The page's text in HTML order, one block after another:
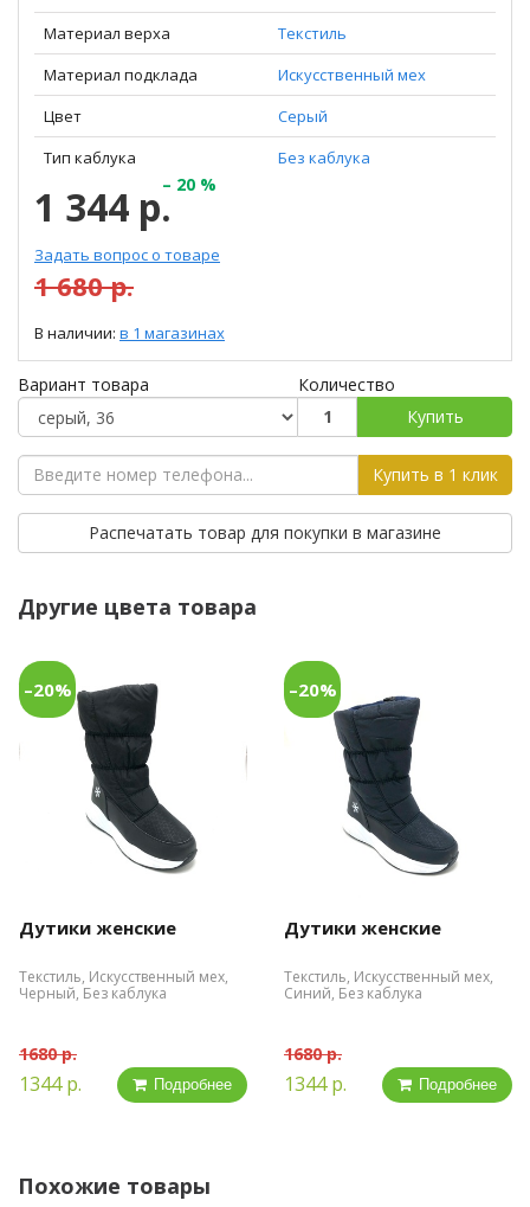
Материал верха
Текстиль
Материал подклада
Искусственный мех
Цвет
Серый
Тип каблука
Без каблука
1 344 р.– 20 %
Задать вопрос о товаре
1 680 р.
В наличии: в 1 магазинах
Вариант товара
Количество
Купить
Купить в 1 клик
Распечатать товар для покупки в магазине
Другие цвета товара
–20%
Дутики женские
Текстиль, Искусственный мех,
Черный, Без каблука
1680 р.
1344 р. Подробнее
–20%
Дутики женские
Текстиль, Искусственный мех,
Синий, Без каблука
1680 р.
1344 р. Подробнее
Похожие товары